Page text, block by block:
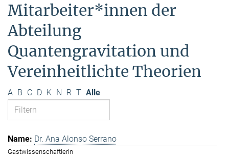
Mitarbeiter*innen der
Abteilung
Quantengravitation und
Vereinheitlichte Theorien
A B C D K N R T Alle
Dr. Ana Alonso Serrano
Gastwissenschaftlerin